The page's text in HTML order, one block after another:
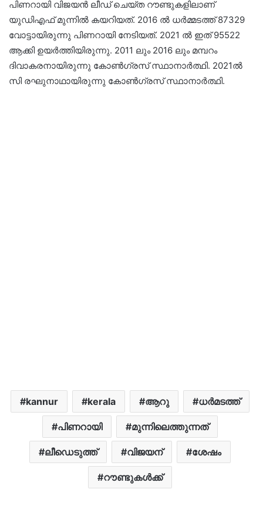
പിണറായി വിജയന്‍ ലീഡ് ചെയ്ത റൗണ്ടുകളിലാണ്
യുഡിഎഫ് മുന്നില്‍ കയറിയത്. 2016 ല്‍ ധര്‍മ്മടത്ത് 87329
വോട്ടായിരുന്നു പിണറായി നേടിയത്. 2021 ല്‍ ഇത് 95522
ആക്കി ഉയര്‍ത്തിയിരുന്നു. 2011 ലും 2016 ലും മമ്പറം
ദിവാകരനായിരുന്നു കോണ്‍ഗ്രസ് സ്ഥാനാര്‍ത്ഥി. 2021ല്‍
സി രഘുനാഥായിരുന്നു കോണ്‍ഗ്രസ് സ്ഥാനാര്‍ത്ഥി.
kannur kerala ആറു ധർമടത്ത്‌
പിണറായി മുന്നിലെത്തുന്നത്
ലീഡെടുത്ത് വിജയന് ശേഷം
റൗണ്ടുകള്‍ക്ക്